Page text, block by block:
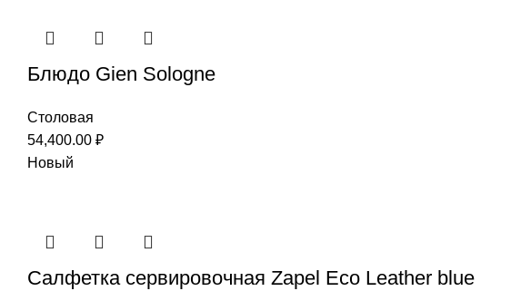
Блюдо Gien Sologne
Столовая
54,400.00 ₽
Новый
Салфетка сервировочная Zapel Eco Leather blue